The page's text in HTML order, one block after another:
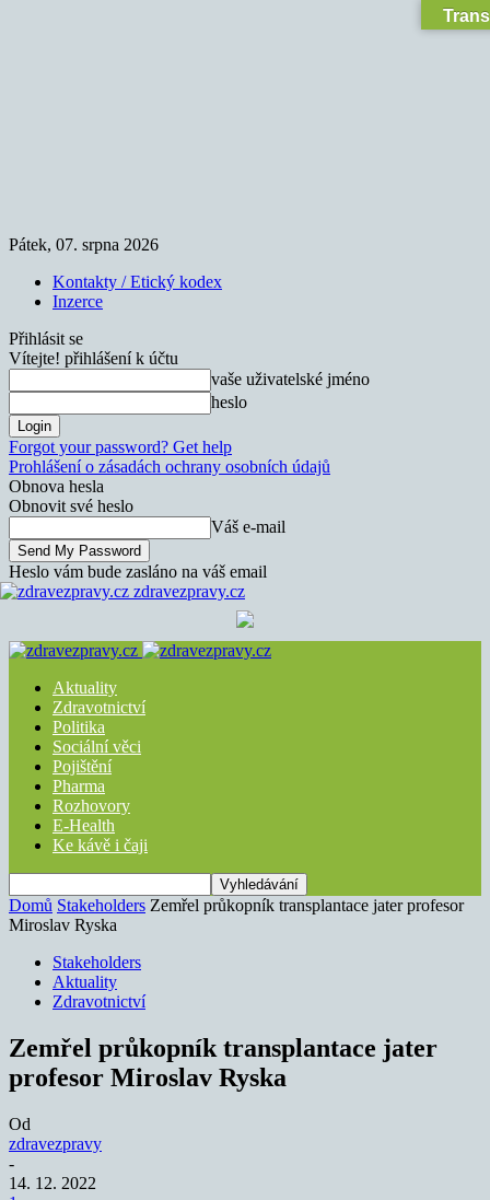
Pátek, 07. srpna 2026
Kontakty / Etický kodex
Inzerce
Přihlásit se
Vítejte! přihlášení k účtu
vaše uživatelské jméno
heslo
Forgot your password? Get help
Prohlášení o zásadách ochrany osobních údajů
Obnova hesla
Obnovit své heslo
Váš e-mail
Heslo vám bude zasláno na váš email
zdravezpravy.cz
Aktuality
Zdravotnictví
Politika
Sociální věci
Pojištění
Pharma
Rozhovory
E-Health
Ke kávě i čaji
Domů Stakeholders Zemřel průkopník transplantace jater profesor
Miroslav Ryska
Stakeholders
Aktuality
Zdravotnictví
Zemřel průkopník transplantace jater
profesor Miroslav Ryska
Od
zdravezpravy
-
14. 12. 2022